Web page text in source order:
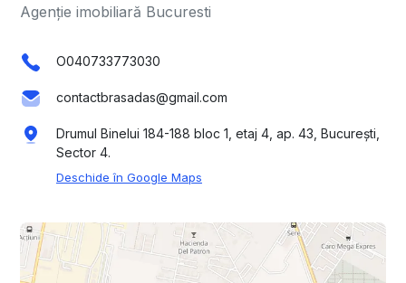
Agenție imobiliară Bucuresti
O040733773030
contactbrasadas@gmail.com
Drumul Binelui 184-188 bloc 1, etaj 4, ap. 43, București,
Sector 4.
Deschide în Google Maps